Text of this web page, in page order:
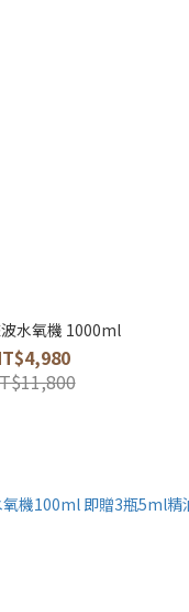
水氧機 1000ml